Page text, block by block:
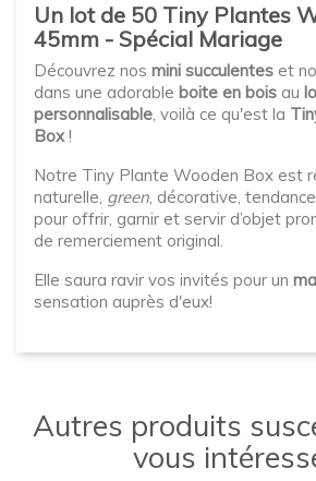
Un lot de 50 Tiny Plantes
45mm - Spécial Mariage
Découvrez nos mini succulentes et
dans une adorable boite en bois au
personnalisable, voilà ce qu'est la
Box!
Notre Tiny Plante Wooden Box est
naturelle, green, décorative,
pour offrir, garnir et servir d’objet
de remerciement original.
Elle saura ravir vos invités pour un
sensation auprès d'eux!
Autres produits
vous